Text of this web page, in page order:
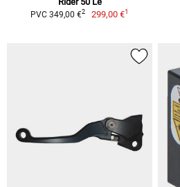
PVC 349,00 €2 299,00 €1